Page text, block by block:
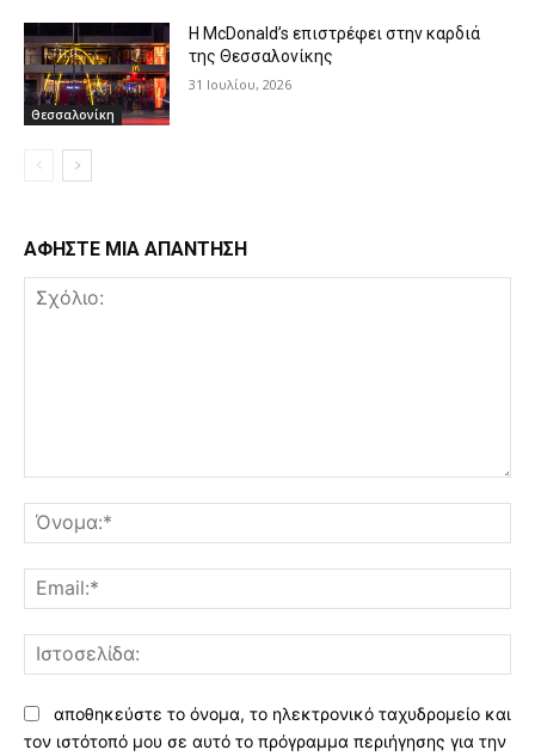
Θεσσαλονίκη
Η McDonald’s επιστρέφει στην καρδιά
της Θεσσαλονίκης
31 Ιουλίου, 2026
ΑΦΗΣΤΕ ΜΙΑ ΑΠΑΝΤΗΣΗ
αποθηκεύστε το όνομα, το ηλεκτρονικό ταχυδρομείο και
τον ιστότοπό μου σε αυτό το πρόγραμμα περιήγησης για την